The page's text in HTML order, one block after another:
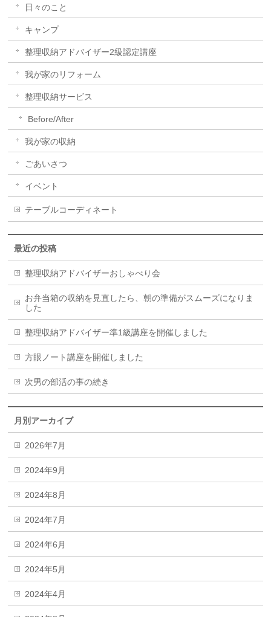
日々のこと
キャンプ
整理収納アドバイザー2級認定講座
我が家のリフォーム
整理収納サービス
Before/After
我が家の収納
ごあいさつ
イベント
テーブルコーディネート
最近の投稿
整理収納アドバイザーおしゃべり会
お弁当箱の収納を見直したら、朝の準備がスムーズになりま
した
整理収納アドバイザー準1級講座を開催しました
方眼ノート講座を開催しました
次男の部活の事の続き
月別アーカイブ
2026年7月
2024年9月
2024年8月
2024年7月
2024年6月
2024年5月
2024年4月